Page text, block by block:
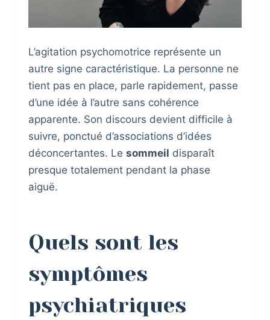
L’agitation psychomotrice représente un
autre signe caractéristique. La personne ne
tient pas en place, parle rapidement, passe
d’une idée à l’autre sans cohérence
apparente. Son discours devient difficile à
suivre, ponctué d’associations d’idées
déconcertantes. Le sommeil disparaît
presque totalement pendant la phase
aiguë.
Quels sont les
symptômes
psychiatriques